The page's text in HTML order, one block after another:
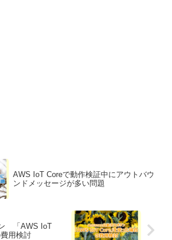
AWS IoT Coreで動作検証中にアウトバウ
ンドメッセージが多い問題
「AWS IoT
用検討